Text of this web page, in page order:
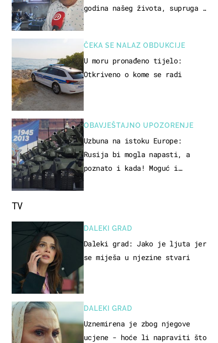
godina našeg života, supruga i
ČEKA SE NALAZ OBDUKCIJE
U moru pronađeno tijelo:
Otkriveno o kome se radi
OBAVJEŠTAJNO UPOZORENJE
Uzbuna na istoku Europe:
Rusija bi mogla napasti, a
poznato i kada! Moguć i
TV
DALEKI GRAD
Daleki grad: Jako je ljuta jer
se miješa u njezine stvari
DALEKI GRAD
Uznemirena je zbog njegove
ucjene - hoće li napraviti što